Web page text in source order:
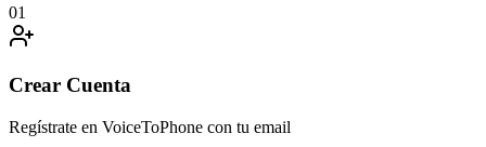
01
Crear Cuenta
Regístrate en VoiceToPhone con tu email